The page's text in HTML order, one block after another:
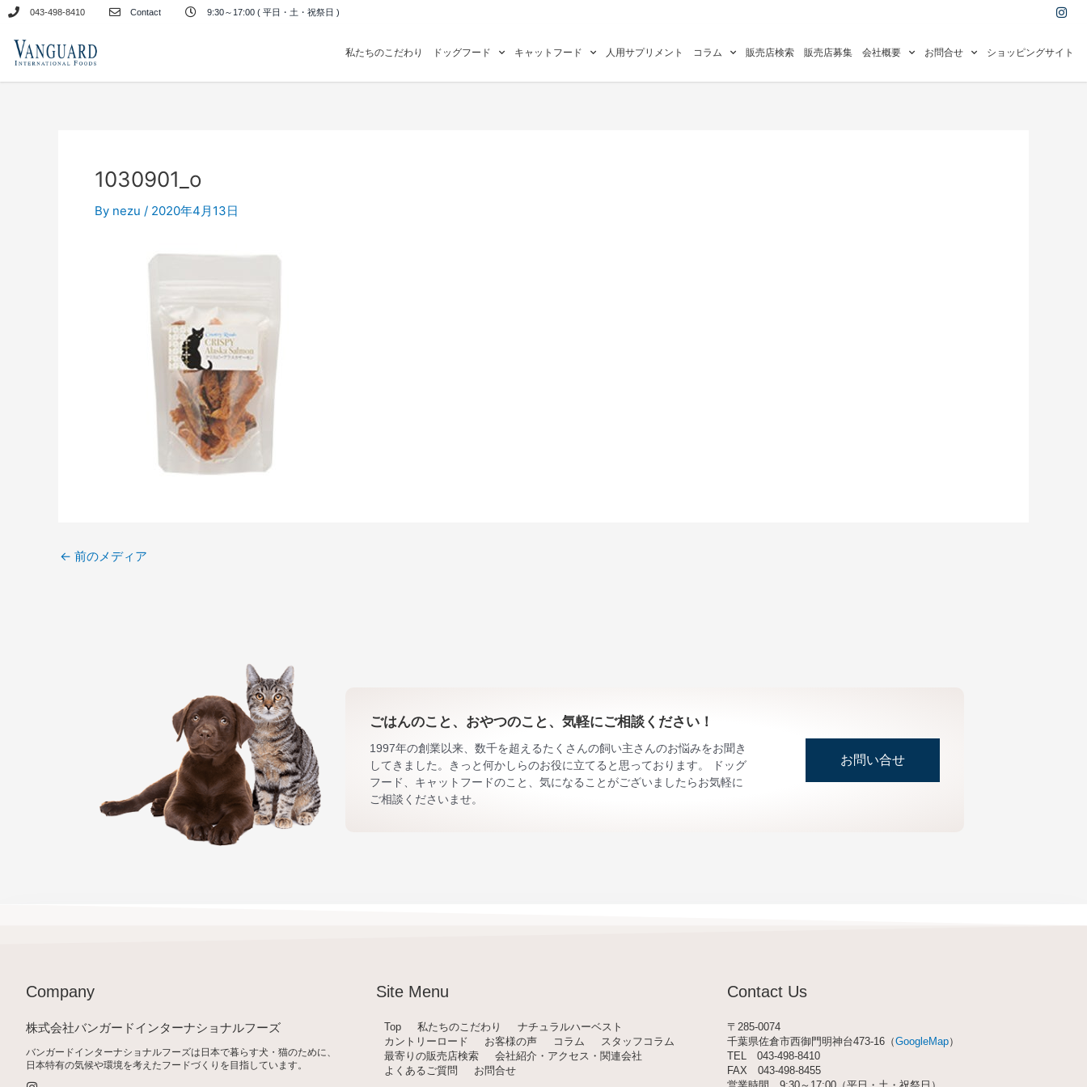
キ
043-498-8410 Contact 9:30～17:00 ( 平日・土・祝祭日 ) I
n
a
r
私たちのこだわり ドッグフード キャットフード 人用サプリメント コラム 販売店検索 販売店募集 会社概要 お問合せ ショッピングサイト
1030901_o
By nezu / 2020年4月13日
← 前のメディア
ごはんのこと、おやつのこと、気軽にご相談ください！
1997年の創業以来、数千を超えるたくさんの飼い主さんのお悩みをお聞き
してきました。きっと何かしらのお役に立てると思っております。 ドッグ
フード、キャットフードのこと、気になることがございましたらお気軽に
ご相談くださいませ。
お問い合せ
Company
株式会社バンガードインターナショナルフーズ
バンガードインターナショナルフーズは日本で暮らす犬・猫のために、
日本特有の気候や環境を考えたフードづくりを目指しています。
Site Menu
Top 私たちのこだわり
ナチュラルハーベスト
カントリーロード
お客様の声 コラム
スタッフコラム
最寄りの販売店検索
会社紹介・アクセス・関連会社
よくあるご質問
お問合せ
Contact Us
〒285-0074
千葉県佐倉市西御門明神台473-16（GoogleMap）
TEL 043-498-8410
FAX 043-498-8455